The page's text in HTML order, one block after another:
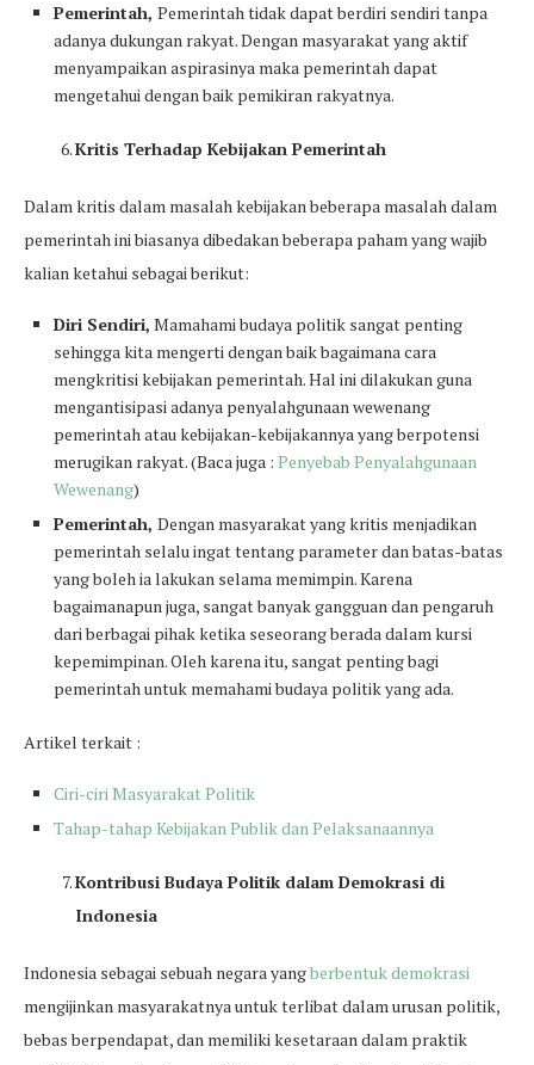
Pemerintah, Pemerintah tidak dapat berdiri sendiri tanpa
adanya dukungan rakyat. Dengan masyarakat yang aktif
menyampaikan aspirasinya maka pemerintah dapat
mengetahui dengan baik pemikiran rakyatnya.
Kritis Terhadap Kebijakan Pemerintah
Dalam kritis dalam masalah kebijakan beberapa masalah dalam
pemerintah ini biasanya dibedakan beberapa paham yang wajib
kalian ketahui sebagai berikut:
Diri Sendiri, Mamahami budaya politik sangat penting
sehingga kita mengerti dengan baik bagaimana cara
mengkritisi kebijakan pemerintah. Hal ini dilakukan guna
mengantisipasi adanya penyalahgunaan wewenang
pemerintah atau kebijakan-kebijakannya yang berpotensi
merugikan rakyat. (Baca juga : Penyebab Penyalahgunaan
Wewenang)
Pemerintah, Dengan masyarakat yang kritis menjadikan
pemerintah selalu ingat tentang parameter dan batas-batas
yang boleh ia lakukan selama memimpin. Karena
bagaimanapun juga, sangat banyak gangguan dan pengaruh
dari berbagai pihak ketika seseorang berada dalam kursi
kepemimpinan. Oleh karena itu, sangat penting bagi
pemerintah untuk memahami budaya politik yang ada.
Artikel terkait :
Ciri-ciri Masyarakat Politik
Tahap-tahap Kebijakan Publik dan Pelaksanaannya
Kontribusi Budaya Politik dalam Demokrasi di
Indonesia
Indonesia sebagai sebuah negara yangberbentuk demokrasi
mengijinkan masyarakatnya untuk terlibat dalam urusan politik,
bebas berpendapat, dan memiliki kesetaraan dalam praktik